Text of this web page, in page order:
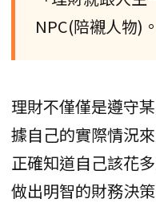
NPC(陪襯人物)。
理財不僅僅是遵守
據自己的實際情況
正確知道自己該花
做出明智的財務決